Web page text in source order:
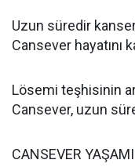
Uzun süredir
Cansever hayatını
Lösemi teşhisinin
Cansever, uzun
CANSEVER